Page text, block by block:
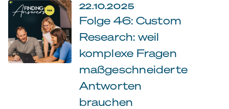
22.10.2025
Folge 46: Custom
Research: weil
komplexe Fragen
maßgeschneiderte
Antworten
brauchen